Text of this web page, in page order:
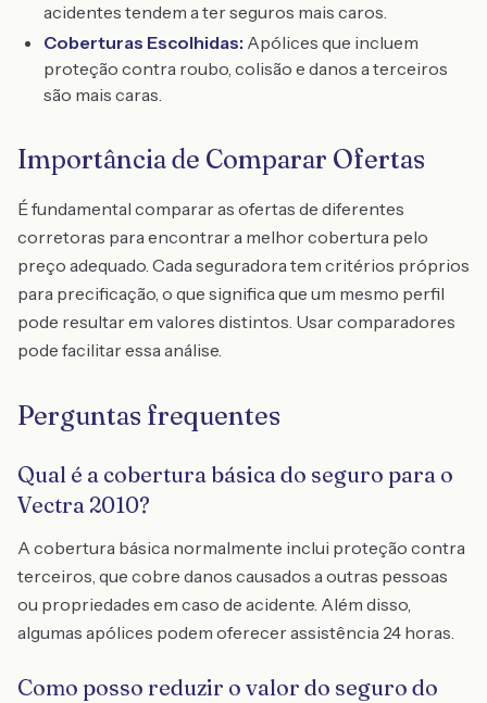
acidentes tendem a ter seguros mais caros.
Coberturas Escolhidas: Apólices que incluem
proteção contra roubo, colisão e danos a terceiros
são mais caras.
Importância de Comparar Ofertas
É fundamental comparar as ofertas de diferentes
corretoras para encontrar a melhor cobertura pelo
preço adequado. Cada seguradora tem critérios próprios
para precificação, o que significa que um mesmo perfil
pode resultar em valores distintos. Usar comparadores
pode facilitar essa análise.
Perguntas frequentes
Qual é a cobertura básica do seguro para o
Vectra 2010?
A cobertura básica normalmente inclui proteção contra
terceiros, que cobre danos causados a outras pessoas
ou propriedades em caso de acidente. Além disso,
algumas apólices podem oferecer assistência 24 horas.
Como posso reduzir o valor do seguro do